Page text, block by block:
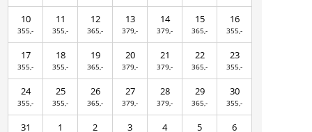
10
355,-
11
355,-
12
365,-
13
379,-
14
379,-
15
365,-
16
355,-
17
355,-
18
355,-
19
365,-
20
379,-
21
379,-
22
365,-
23
355,-
24
355,-
25
355,-
26
365,-
27
379,-
28
379,-
29
365,-
30
355,-
31 1 2 3 4 5 6